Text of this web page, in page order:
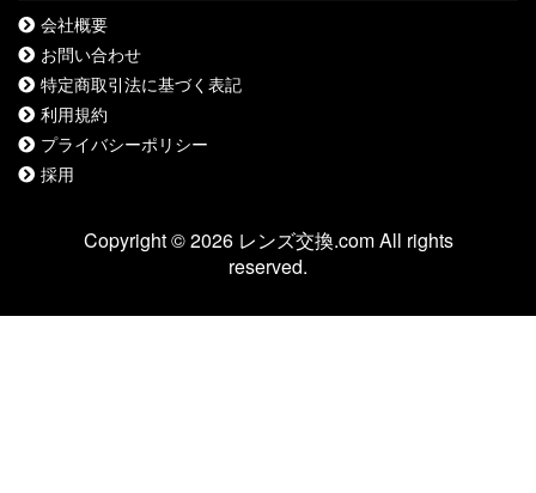
会社概要
お問い合わせ
特定商取引法に基づく表記
利用規約
プライバシーポリシー
採用
Copyright © 2026 レンズ交換.com All rights
reserved.